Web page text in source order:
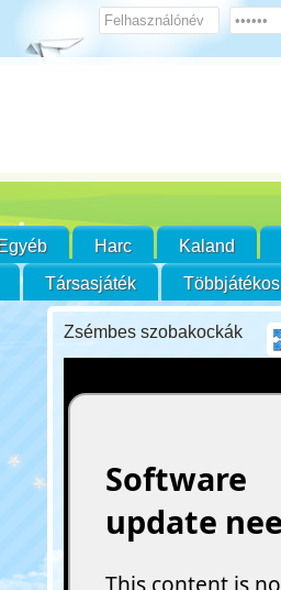
Egyéb Harc Kaland
Társasjáték Többjátékos
Zsémbes szobakockák